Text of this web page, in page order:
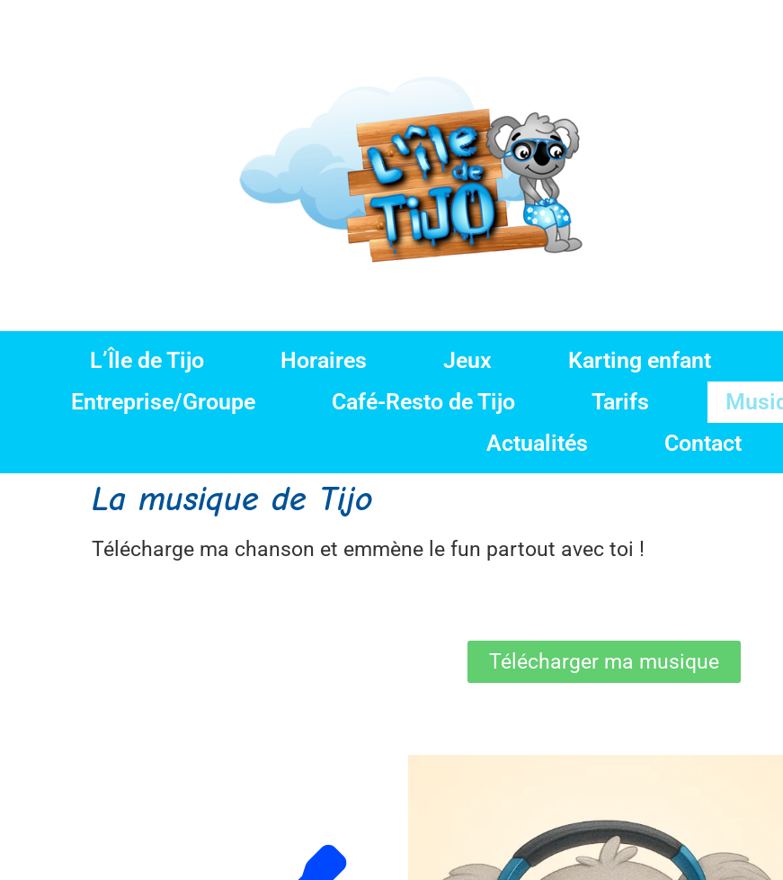
L’Île de Tijo Horaires Jeux Karting enfant
Entreprise/Groupe
Café-Resto de Tijo Tarifs
Actualités
Contact
La musique de Tijo
Télécharge ma chanson et emmène le fun partout avec toi !
Télécharger ma musique